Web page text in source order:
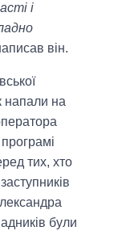
і
він.
напали на
тих, хто
були